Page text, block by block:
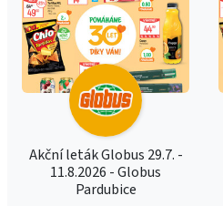
Akční leták Globus 29.7. -
11.8.2026 - Globus
Pardubice